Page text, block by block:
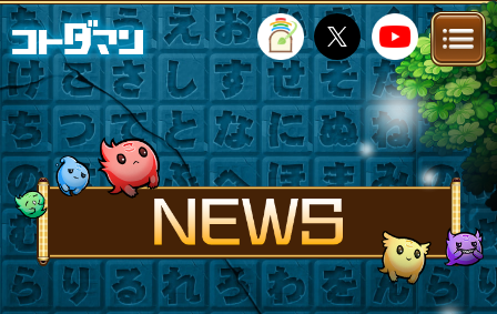
TOP STORY NEWS
FANKIT FAQ